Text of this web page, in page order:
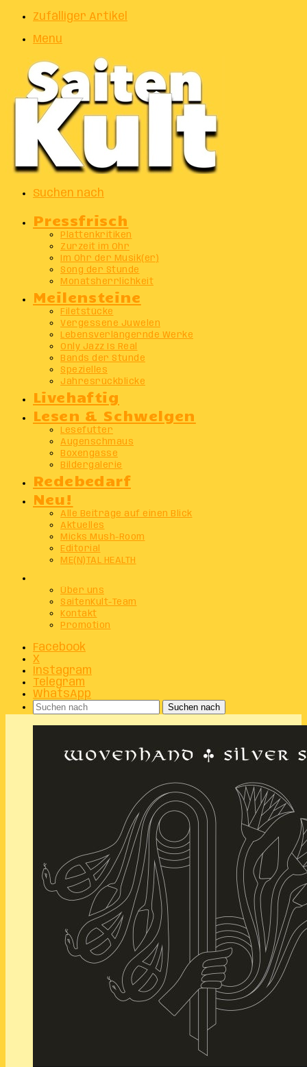
Zufälliger Artikel
Menu
Suchen nach
Pressfrisch
Plattenkritiken
Zurzeit im Ohr
Im Ohr der Musik(er)
Song der Stunde
Monatsherrlichkeit
Meilensteine
Filetstücke
Vergessene Juwelen
Lebensverlängernde Werke
Only Jazz Is Real
Bands der Stunde
Spezielles
Jahresrückblicke
Livehaftig
Lesen & Schwelgen
Lesefutter
Augenschmaus
Boxengasse
Bildergalerie
Redebedarf
Neu!
Alle Beiträge auf einen Blick
Aktuelles
Micks Mush-Room
Editorial
ME(N)TAL HEALTH
Über uns
SaitenKult-Team
Kontakt
Promotion
Facebook
X
Instagram
Telegram
WhatsApp
Suchen nach